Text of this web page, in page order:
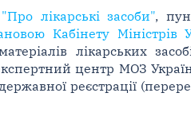
лікарські засоби",
Кабінету
лікарських
центр МОЗ
реєстрації